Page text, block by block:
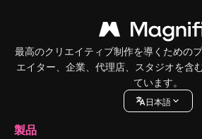
最高のクリエイティブ制作を導くための
エイター、企業、代理店、スタジオを含
ています。
日本語
製品